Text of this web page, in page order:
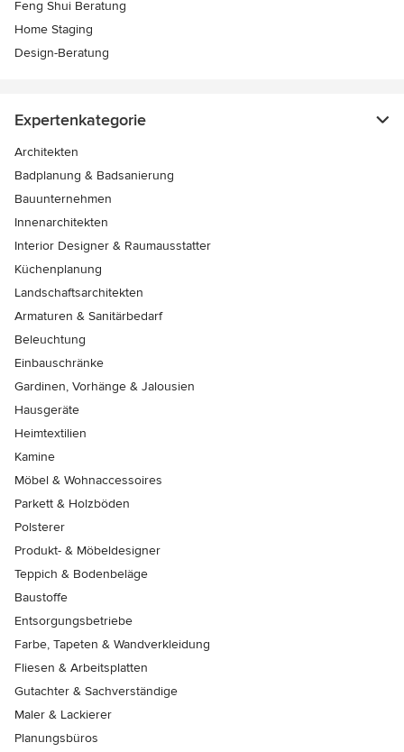
Feng Shui Beratung
Home Staging
Design-Beratung
Expertenkategorie
Architekten
Badplanung & Badsanierung
Bauunternehmen
Innenarchitekten
Interior Designer & Raumausstatter
Küchenplanung
Landschaftsarchitekten
Armaturen & Sanitärbedarf
Beleuchtung
Einbauschränke
Gardinen, Vorhänge & Jalousien
Hausgeräte
Heimtextilien
Kamine
Möbel & Wohnaccessoires
Parkett & Holzböden
Polsterer
Produkt- & Möbeldesigner
Teppich & Bodenbeläge
Baustoffe
Entsorgungsbetriebe
Farbe, Tapeten & Wandverkleidung
Fliesen & Arbeitsplatten
Gutachter & Sachverständige
Maler & Lackierer
Planungsbüros